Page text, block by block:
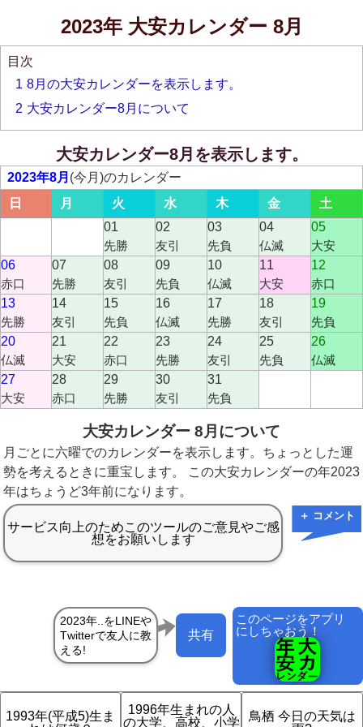
2023年 大安カレンダー 8月
目次
1 8月の大安カレンダーを表示します。
2 大安カレンダー8月について
大安カレンダー8月を表示します。
2023年8月 (今月)のカレンダー
日
月 火 水 木 金
土
01
先勝
02
友引
03
先負
04
仏滅
05
大安
06
赤口
07
先勝
08
友引
09
先負
10
仏滅
11
大安
12
赤口
13
先勝
14
友引
15
先負
16
仏滅
17
先勝
18
友引
19
先負
20
仏滅
21
大安
22
赤口
23
先勝
24
友引
25
先負
26
仏滅
27
大安
28
赤口
29
先勝
30
友引
31
先負
大安カレンダー 8月について
月ごとに六曜でのカレンダーを表示します。ちょっとした運
勢を考えるときに重宝します。 この大安カレンダーの年2023
年はちょうど3年前になります。
＋ コメント
このページをアプリ
にしちゃおう！
共有
1993年(平成5)生ま
1996年生まれの人
の大学、高校、小学
鳥栖 今日の天気は